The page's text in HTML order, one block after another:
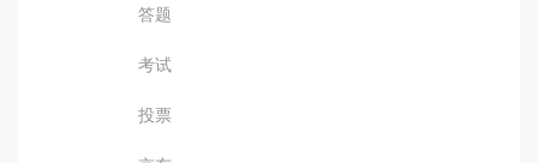
答题
考试
投票